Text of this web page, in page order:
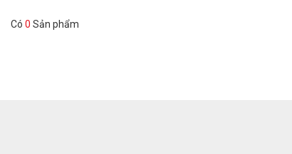
Có 0 Sản phẩm